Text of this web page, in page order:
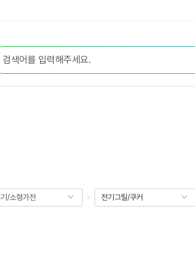
/소형가전 전기그릴/쿠커